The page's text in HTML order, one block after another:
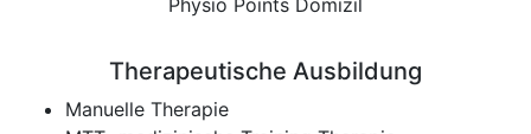
Physio Points Domizil
Therapeutische Ausbildung
Manuelle Therapie